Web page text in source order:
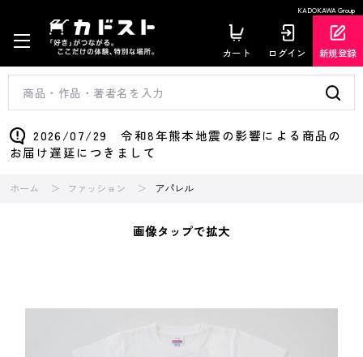
KADOKAWA Group
カート ログイン 新規登録
2026/07/29 令和8年熊本地震の影響による商品の
お届け遅延につきまして
ホーム ファッション アパレル
画像タップで拡大